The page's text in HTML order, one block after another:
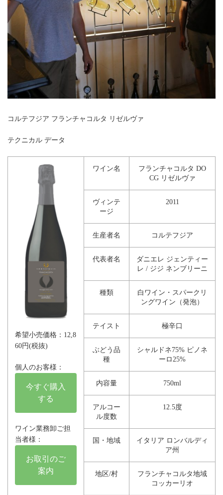
コルテフジア フランチャコルタ リゼルヴァ
テクニカル データ
希望小売価格：12,8
60円(税抜)
個人のお客様：
今すぐ購入
する
ワイン業務卸ご担
当者様：
お取引のご
案内
ワイン名
フランチャコルタ DO
CG リゼルヴァ
ヴィンテ
ージ
2011
生産者名 コルテフジア
代表者名
ダニエレ ジェンティー
レ / ジジ ネンブリーニ
種類
白ワイン・スパークリ
ングワイン（発泡）
テイスト 極辛口
ぶどう品
種
シャルドネ75% ピノネ
ーロ25%
内容量 750ml
アルコー
ル度数
12.5度
国・地域
イタリア ロンバルディ
ア州
地区/村
フランチャコルタ地域
コッカーリオ